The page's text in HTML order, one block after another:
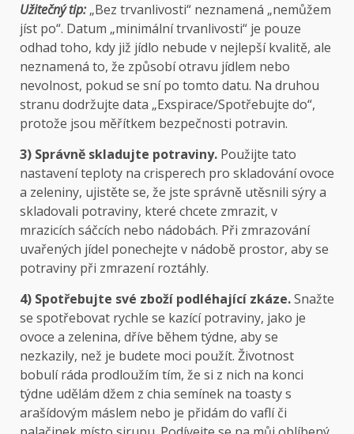
Užitečný tip:„Bez trvanlivosti“ neznamená „nemůžem
jíst po“. Datum „minimální trvanlivosti“ je pouze
odhad toho, kdy již jídlo nebude v nejlepší kvalitě, ale
neznamená to, že způsobí otravu jídlem nebo
nevolnost, pokud se sní po tomto datu. Na druhou
stranu dodržujte data „Exspirace/Spotřebujte do“,
protože jsou měřítkem bezpečnosti potravin.
3) Správně skladujte potraviny. Použijte tato
nastavení teploty na crisperech pro skladování ovoce
a zeleniny, ujistěte se, že jste správně utěsnili sýry a
skladovali potraviny, které chcete zmrazit, v
mrazicích sáčcích nebo nádobách. Při zmrazování
uvařených jídel ponechejte v nádobě prostor, aby se
potraviny při zmrazení roztáhly.
4) Spotřebujte své zboží podléhající zkáze.Snažte
se spotřebovat rychle se kazící potraviny, jako je
ovoce a zelenina, dříve během týdne, aby se
nezkazily, než je budete moci použít. Životnost
bobulí ráda prodloužím tím, že si z nich na konci
týdne udělám džem z chia semínek na toasty s
arašídovým máslem nebo je přidám do vaflí či